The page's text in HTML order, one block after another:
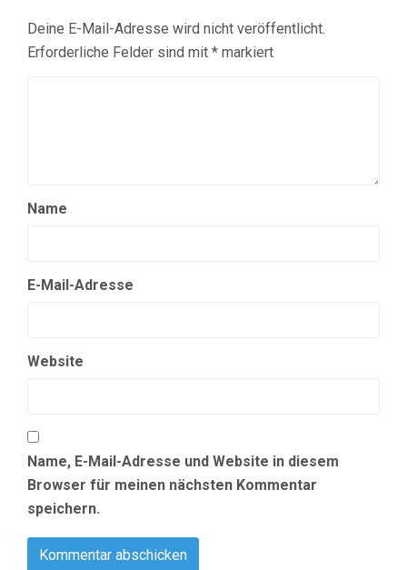
Deine E-Mail-Adresse wird nicht veröffentlicht.
Erforderliche Felder sind mit * markiert
Name
E-Mail-Adresse
Website
Name, E-Mail-Adresse und Website in diesem
Browser für meinen nächsten Kommentar
speichern.